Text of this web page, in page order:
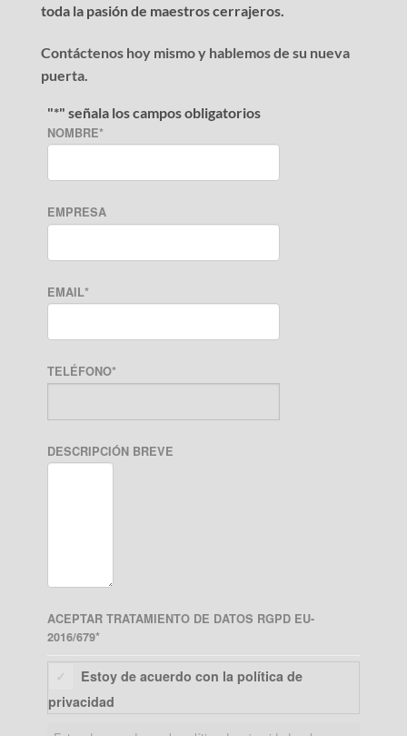
toda la pasión de maestros cerrajeros.
Contáctenos hoy mismo y hablemos de su nueva
puerta.
"*" señala los campos obligatorios
NOMBRE*
EMPRESA
EMAIL*
TELÉFONO*
DESCRIPCIÓN BREVE
ACEPTAR TRATAMIENTO DE DATOS RGPD EU-
2016/679*
Estoy de acuerdo con la política de
privacidad